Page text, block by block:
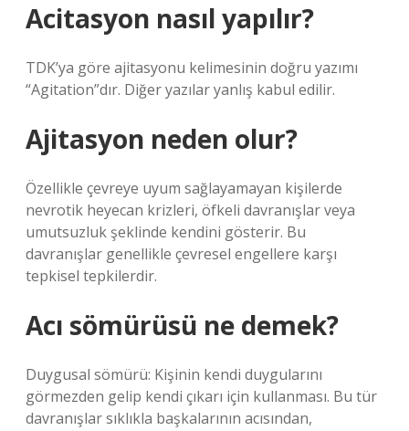
Acitasyon nasıl yapılır?
TDK’ya göre ajitasyonu kelimesinin doğru yazımı
“Agitation”dır. Diğer yazılar yanlış kabul edilir.
Ajitasyon neden olur?
Özellikle çevreye uyum sağlayamayan kişilerde
nevrotik heyecan krizleri, öfkeli davranışlar veya
umutsuzluk şeklinde kendini gösterir. Bu
davranışlar genellikle çevresel engellere karşı
tepkisel tepkilerdir.
Acı sömürüsü ne demek?
Duygusal sömürü: Kişinin kendi duygularını
görmezden gelip kendi çıkarı için kullanması. Bu tür
davranışlar sıklıkla başkalarının acısından,